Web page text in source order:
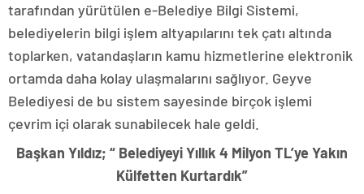
tarafından yürütülen e-Belediye Bilgi Sistemi,
belediyelerin bilgi işlem altyapılarını tek çatı altında
toplarken, vatandaşların kamu hizmetlerine elektronik
ortamda daha kolay ulaşmalarını sağlıyor. Geyve
Belediyesi de bu sistem sayesinde birçok işlemi
çevrim içi olarak sunabilecek hale geldi.
Başkan Yıldız; “ Belediyeyi Yıllık 4 Milyon TL’ye Yakın
Külfetten Kurtardık”